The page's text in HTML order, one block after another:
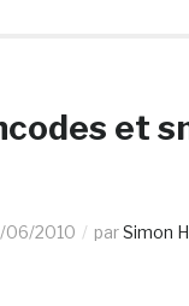
et
06/2010 parSimon